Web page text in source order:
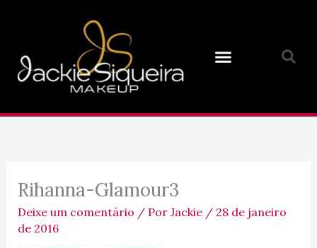
conteúdo
Rihanna-Glamour3
Deixe um comentário / Por Jackie / 28 de janeiro
de 2016